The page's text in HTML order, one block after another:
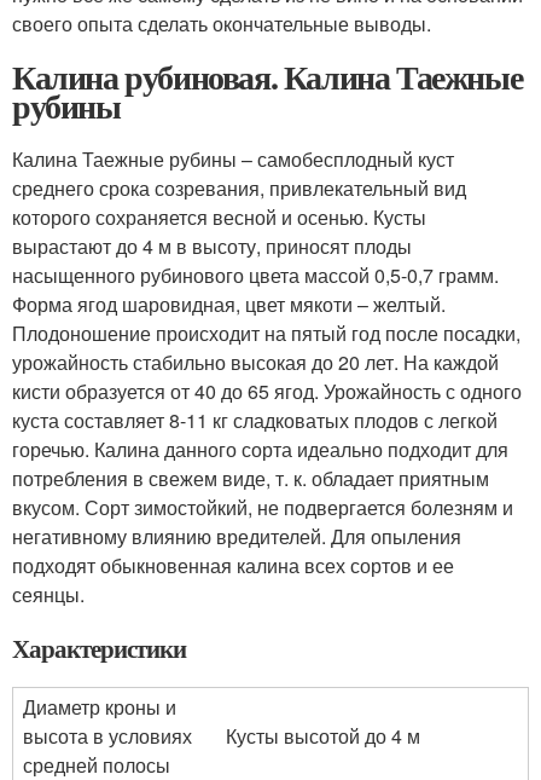
своего опыта сделать окончательные выводы.
Калина рубиновая. Калина Таежные
рубины
Калина Таежные рубины – самобесплодный куст
среднего срока созревания, привлекательный вид
которого сохраняется весной и осенью. Кусты
вырастают до 4 м в высоту, приносят плоды
насыщенного рубинового цвета массой 0,5-0,7 грамм.
Форма ягод шаровидная, цвет мякоти – желтый.
Плодоношение происходит на пятый год после посадки,
урожайность стабильно высокая до 20 лет. На каждой
кисти образуется от 40 до 65 ягод. Урожайность с одного
куста составляет 8-11 кг сладковатых плодов с легкой
горечью. Калина данного сорта идеально подходит для
потребления в свежем виде, т. к. обладает приятным
вкусом. Сорт зимостойкий, не подвергается болезням и
негативному влиянию вредителей. Для опыления
подходят обыкновенная калина всех сортов и ее
сеянцы.
Характеристики
Диаметр кроны и
высота в условиях
средней полосы
Кусты высотой до 4 м